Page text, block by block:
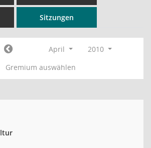
Sitzungen
April
2010
Gremium auswählen